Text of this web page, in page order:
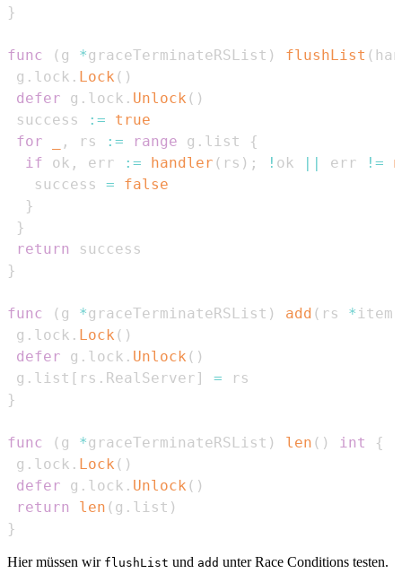
}
func ( g *graceTerminateRSList ) flushList (
g . lock . Lock ( )
defer g . lock . Unlock ( )
success
:=
true
for
, rs := range g . list
{
if ok , err := handler ( rs ) ; ! ok || err !=
   success
=
false
}
}
return
}
func ( g *graceTerminateRSList ) add ( rs *item
g . lock . Lock ( )
defer g . lock . Unlock ( )
g . list [ rs . RealServer ] =
}
func ( g *graceTerminateRSList ) len ( ) int
{
g . lock . Lock ( )
defer g . lock . Unlock ( )
return
len ( g . list )
}
Hier müssen wir flushList und add unter Race Conditions testen.